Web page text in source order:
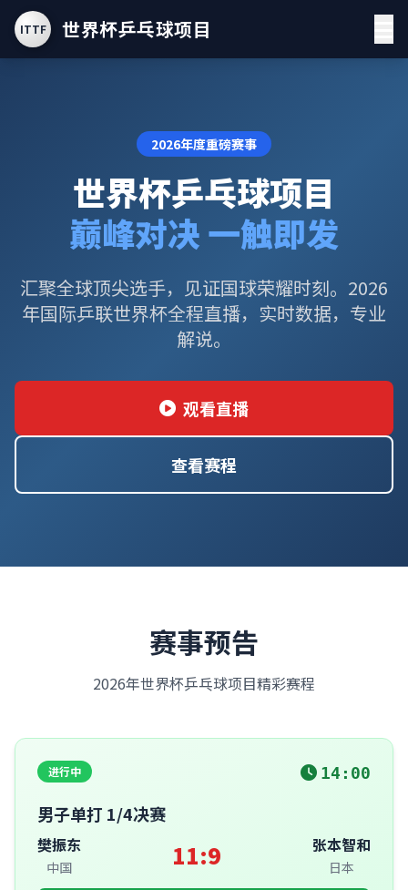
ITTF 世界杯乒乓球项目
2026年度重磅赛事
世界杯乒乓球项目
巅峰对决 一触即发
汇聚全球顶尖选手，见证国球荣耀时刻。2026
年国际乒联世界杯全程直播，实时数据，专业
解说。
观看直播
查看赛程
赛事预告
2026年世界杯乒乓球项目精彩赛程
进行中 14:00
男子单打 1/4决赛
樊振东
中国 11:9 张本智和
日本